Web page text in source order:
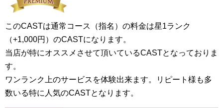
このCASTは通常コース（指名）の料金は星1ランク
（+1,000円）のCASTになります。
当店が特にオススメさせて頂いているCASTとなっておりま
す。
ワンランク上のサービスを体験出来ます。リピート様も多
数いる特に人気のCASTとなります。